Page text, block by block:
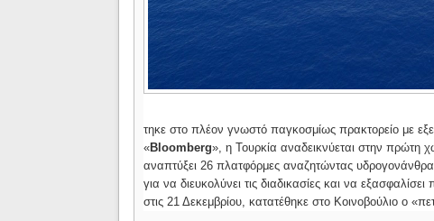
τηκε στο πλέον γνωστό παγκοσμίως πρακτορείο με
«Bloomberg», η Τουρκία αναδεικνύεται στην πρώτη
αναπτύξει 26 πλατφόρμες αναζητώντας
για να διευκολύνει τις διαδικασίες και να
στις 21 Δεκεμβρίου, κατατέθηκε στο Κοινοβούλιο ο